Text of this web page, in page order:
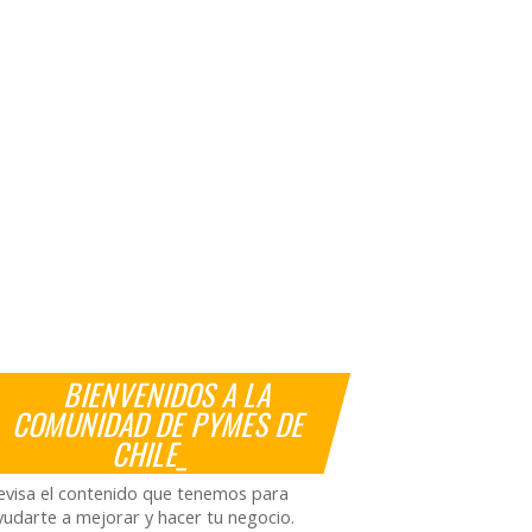
BIENVENIDOS A LA
COMUNIDAD DE PYMES DE
CHILE_
el contenido que tenemos para
a mejorar y hacer tu negocio.